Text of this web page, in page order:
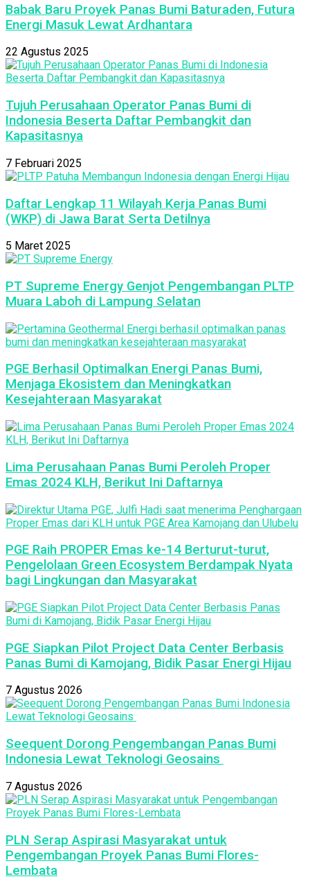
Babak Baru Proyek Panas Bumi Baturaden, Futura
Energi Masuk Lewat Ardhantara
22 Agustus 2025
Tujuh Perusahaan Operator Panas Bumi di
Indonesia Beserta Daftar Pembangkit dan
Kapasitasnya
7 Februari 2025
Daftar Lengkap 11 Wilayah Kerja Panas Bumi
(WKP) di Jawa Barat Serta Detilnya
5 Maret 2025
PT Supreme Energy Genjot Pengembangan PLTP
Muara Laboh di Lampung Selatan
PGE Berhasil Optimalkan Energi Panas Bumi,
Menjaga Ekosistem dan Meningkatkan
Kesejahteraan Masyarakat
Lima Perusahaan Panas Bumi Peroleh Proper
Emas 2024 KLH, Berikut Ini Daftarnya
PGE Raih PROPER Emas ke-14 Berturut-turut,
Pengelolaan Green Ecosystem Berdampak Nyata
bagi Lingkungan dan Masyarakat
PGE Siapkan Pilot Project Data Center Berbasis
Panas Bumi di Kamojang, Bidik Pasar Energi Hijau
7 Agustus 2026
Seequent Dorong Pengembangan Panas Bumi
Indonesia Lewat Teknologi Geosains
7 Agustus 2026
PLN Serap Aspirasi Masyarakat untuk
Pengembangan Proyek Panas Bumi Flores-
Lembata